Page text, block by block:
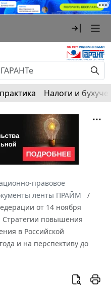
Налоги и
правовое
ленты ПРАЙМ
от 14 ноября
повышения
в Российской
и на перспективу до